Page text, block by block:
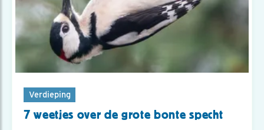
Verdieping
7 weetjes over de grote bonte specht